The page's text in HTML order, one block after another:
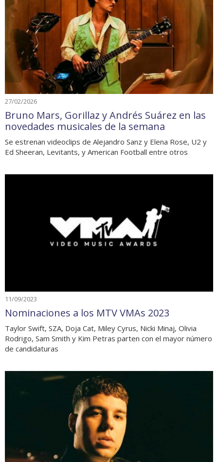
27/02/2026
Bruno Mars, Gorillaz y Andrés Suárez en las
novedades musicales de la semana
Se estrenan videoclips de Alejandro Sanz y Elena Rose, U2 y
Ed Sheeran, Levitants, y American Football entre otros
11/09/2023
Nominaciones a los MTV VMAs 2023
Taylor Swift, SZA, Doja Cat, Miley Cyrus, Nicki Minaj, Olivia
Rodrigo, Sam Smith y Kim Petras parten con el mayor número
de candidaturas